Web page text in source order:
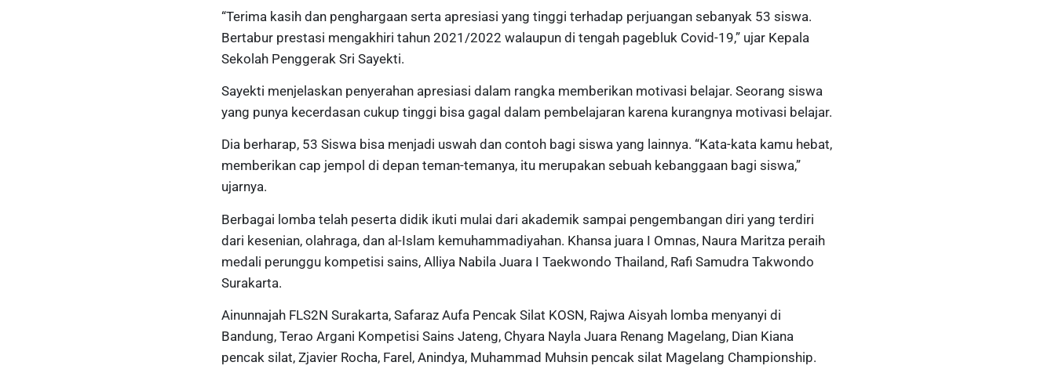
“Terima kasih dan penghargaan serta apresiasi yang tinggi terhadap perjuangan sebanyak 53 siswa.
Bertabur prestasi mengakhiri tahun 2021/2022 walaupun di tengah pagebluk Covid-19,” ujar Kepala
Sekolah Penggerak Sri Sayekti.
Sayekti menjelaskan penyerahan apresiasi dalam rangka memberikan motivasi belajar. Seorang siswa
yang punya kecerdasan cukup tinggi bisa gagal dalam pembelajaran karena kurangnya motivasi belajar.
Dia berharap, 53 Siswa bisa menjadi uswah dan contoh bagi siswa yang lainnya. “Kata-kata kamu hebat,
memberikan cap jempol di depan teman-temanya, itu merupakan sebuah kebanggaan bagi siswa,”
ujarnya.
Berbagai lomba telah peserta didik ikuti mulai dari akademik sampai pengembangan diri yang terdiri
dari kesenian, olahraga, dan al-Islam kemuhammadiyahan. Khansa juara I Omnas, Naura Maritza peraih
medali perunggu kompetisi sains, Alliya Nabila Juara I Taekwondo Thailand, Rafi Samudra Takwondo
Surakarta.
Ainunnajah FLS2N Surakarta, Safaraz Aufa Pencak Silat KOSN, Rajwa Aisyah lomba menyanyi di
Bandung, Terao Argani Kompetisi Sains Jateng, Chyara Nayla Juara Renang Magelang, Dian Kiana
pencak silat, Zjavier Rocha, Farel, Anindya, Muhammad Muhsin pencak silat Magelang Championship.